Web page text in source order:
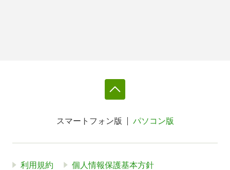
スマートフォン版 パソコン版
利用規約 個人情報保護基本方針